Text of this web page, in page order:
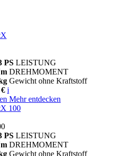
PS LEISTUNG
DREHMOMENT
Gewicht ohne Kraftstoff
i
Mehr entdecken
100
PS LEISTUNG
DREHMOMENT
Gewicht ohne Kraftstoff